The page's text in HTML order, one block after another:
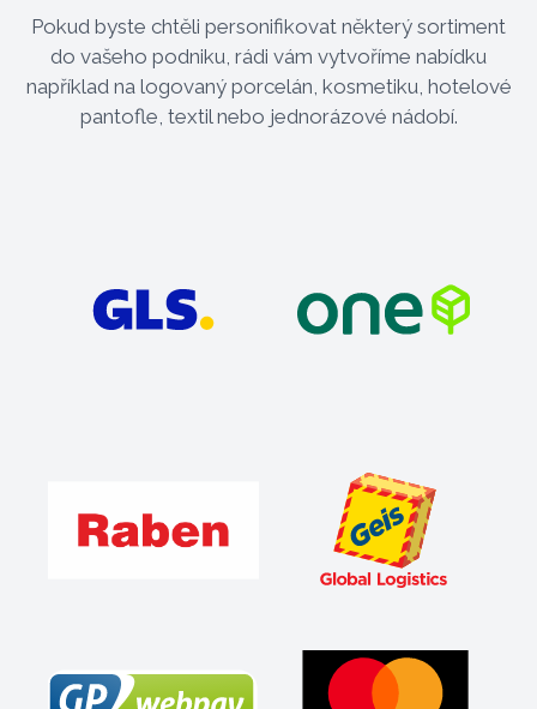
Pokud byste chtěli personifikovat některý sortiment
do vašeho podniku, rádi vám vytvoříme nabídku
například na logovaný porcelán, kosmetiku, hotelové
pantofle, textil nebo jednorázové nádobí.